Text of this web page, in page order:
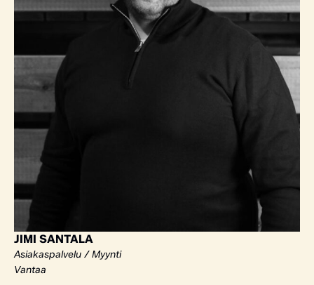
JIMI SANTALA
Asiakaspalvelu / Myynti
Vantaa